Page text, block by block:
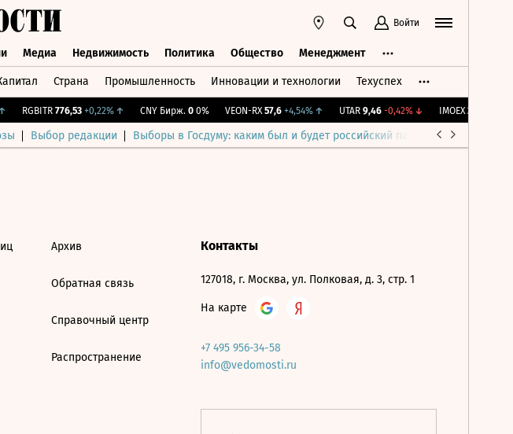
Войти
Медиа Недвижимость Политика Общество Менеджмент
Страна Промышленность Инновации и технологии Техуспех
RGBITR 776,53 +0,22%↑ CNY Бирж. 0 0% VEON-RX 57,6 +4,54%↑ UTAR 9,46 -0,42%↓ IMOEX 2 298,4
Выбор редакции Выборы в Госдуму: каким был и будет российский парламент
Архив
Обратная связь
Справочный центр
Распространение
Контакты
127018, г. Москва, ул. Полковая, д. 3, стр. 1
На карте
+7 495 956-34-58
info@vedomosti.ru